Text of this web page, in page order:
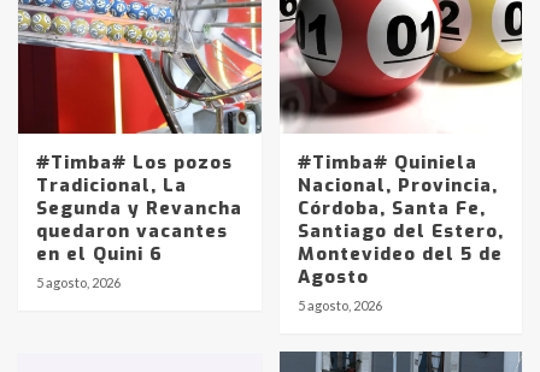
#Timba# Los pozos
Tradicional, La
Segunda y Revancha
quedaron vacantes
en el Quini 6
5 agosto, 2026
#Timba# Quiniela
Nacional, Provincia,
Córdoba, Santa Fe,
Santiago del Estero,
Montevideo del 5 de
Agosto
5 agosto, 2026
Identidad de los adolescentes
pampeanos que fueron
en la mañana del lunes